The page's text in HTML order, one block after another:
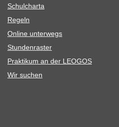
Schul­charta
Regeln
Online unter­wegs
Stun­den­ras­ter
Prak­ti­kum an der LEOGOS
Wir suchen